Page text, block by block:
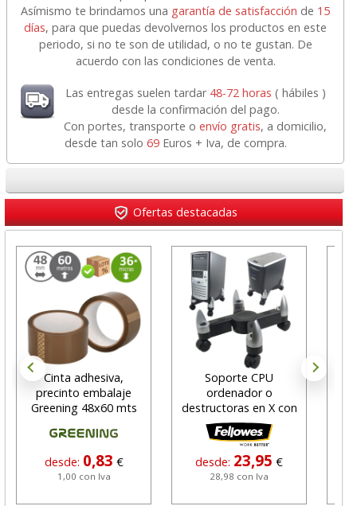
Asímismo te brindamos una garantía de satisfacción de 15
días, para que puedas devolvernos los productos en este
periodo, si no te son de utilidad, o no te gustan. De
acuerdo con las condiciones de venta.
Las entregas suelen tardar 48-72 horas ( hábiles )
desde la confirmación del pago.
Con portes, transporte oenvío gratis, a domicilio,
desde tan solo 69Euros + Iva, de compra.
Ofertas destacadas
Cinta adhesiva,
precinto embalaje
Greening 48x60 mts
desde: 0,83 €
1,00 con Iva
Soporte CPU
ordenador o
destructoras en X con
Ruedas
desde: 23,95 €
28,98 con Iva